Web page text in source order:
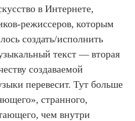
в Интернете,
режиссеров, которым
создать/исполнить
текст — вторая
создаваемой
перевесит. Тут больше
странного,
чем внутри